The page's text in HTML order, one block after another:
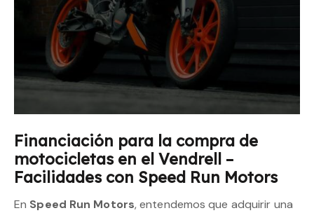
Financiación para la compra de
motocicletas en el Vendrell –
Facilidades con Speed Run Motors
En Speed Run Motors, entendemos que adquirir una